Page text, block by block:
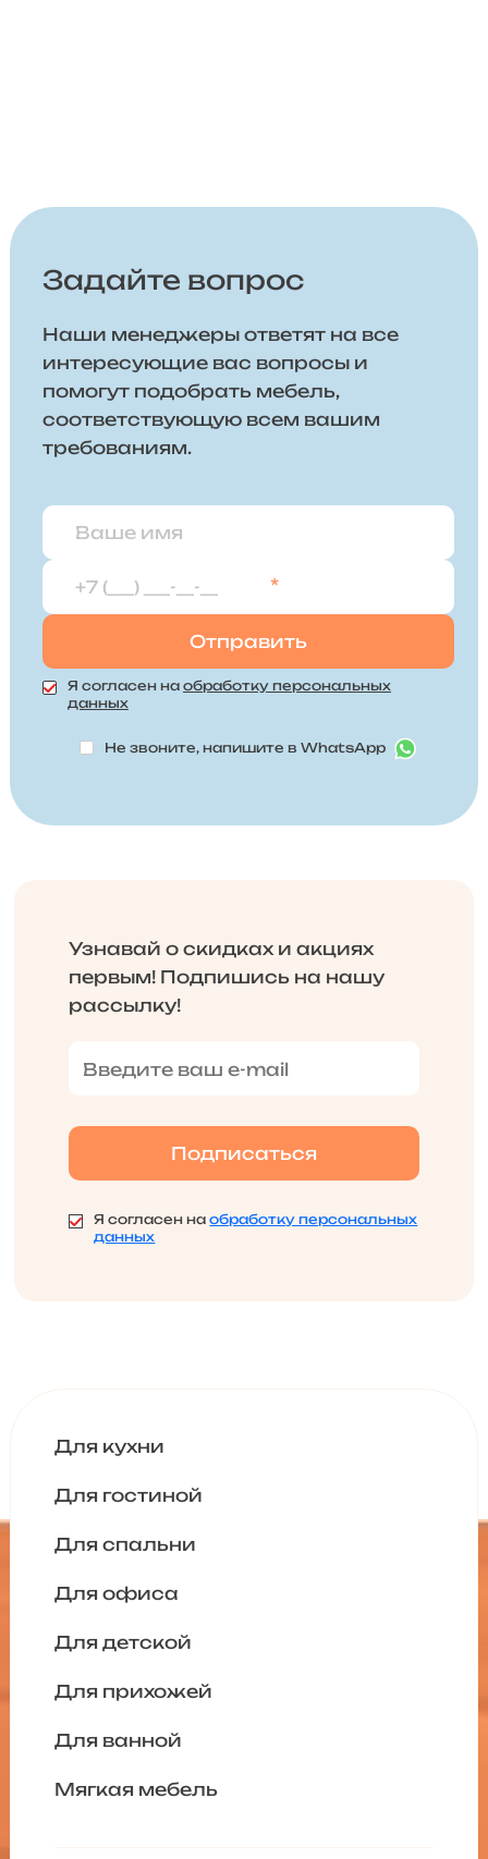
Задайте вопрос
Наши менеджеры ответят на все
интересующие вас вопросы и
помогут подобрать мебель,
соответствующую всем вашим
требованиям.
*
Я согласен на обработку персональных
данных
Не звоните, напишите в WhatsApp
Узнавай о скидках и акциях
первым! Подпишись на нашу
рассылку!
Я согласен наобработку персональных
данных
Для кухни
Для гостиной
Для спальни
Для офиса
Для детской
Для прихожей
Для ванной
Мягкая мебель